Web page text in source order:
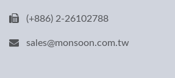
(+886) 2-26102788
sales@monsoon.com.tw